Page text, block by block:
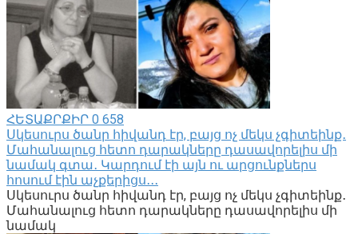
ՀԵՏԱՔՐՔԻՐ 0 658
Սկեսուրս ծանր հիվանդ էր, բայց ոչ մեկս չգիտեինք․
Մահանալուց հետո դարակները դասավորելիս մի
նամակ գտա․ Կարդում էի այն ու արցունքներս
հոսում էին աչքերիցս․․․
Սկեսուրս ծանր հիվանդ էր, բայց ոչ մեկս չգիտեինք․
Մահանալուց հետո դարակները դասավորելիս մի
նամակ